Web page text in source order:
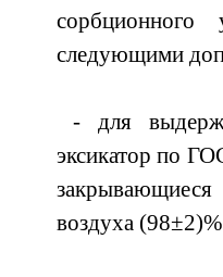
следующими
- для
эксикатор по
воздуха